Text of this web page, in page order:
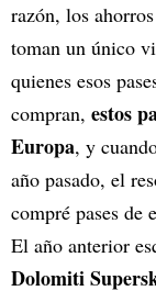
razón, los
toman un único
quienes esos
compran, estos
Europa, y
año pasado, el
compré pases de
El año anterior
Dolomiti